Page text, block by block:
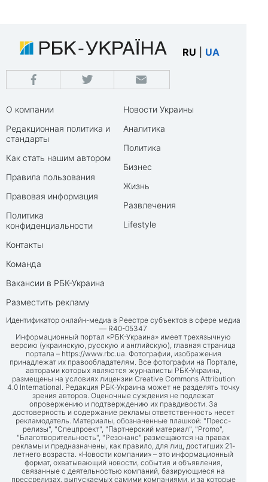
RU UA
О компании
Редакционная политика и
стандарты
Как стать нашим автором
Правила пользования
Правовая информация
Политика
конфиденциальности
Контакты
Команда
Вакансии в РБК-Украина
Разместить рекламу
Новости Украины
Аналитика
Политика
Бизнес
Жизнь
Развлечения
Lifestyle
Идентификатор онлайн-медиа в Реестре субъектов в сфере медиа
— R40-05347
Информационный портал «РБК-Украина» имеет трехязычную
версию (украинскую, русскую и английскую), главная страница
портала – https://www.rbc.ua. Фотографии, изображения
принадлежат их правообладателям. Все фотографии на Портале,
авторами которых являются журналисты РБК-Украина,
размещены на условиях лицензии Creative Commons Attribution
4.0 International. Редакция РБК-Украина может не разделять точку
зрения авторов. Оценочные суждения не подлежат
опровержению и подтверждению их правдивости. За
достоверность и содержание рекламы ответственность несет
рекламодатель. Материалы, обозначенные плашкой: "Пресс-
релизы", "Спецпроект", "Партнерский материал", "Promo",
"Благотворительность", "Резонанс" размещаются на правах
рекламы и предназначены, как правило, для лиц, достигших 21-
летнего возраста. «Новости компании» – это информационный
формат, охватывающий новости, события и объявления,
связанные с деятельностью компаний, базирующиеся на
прессрелизах, выпускаемых самими компаниями, и за которые